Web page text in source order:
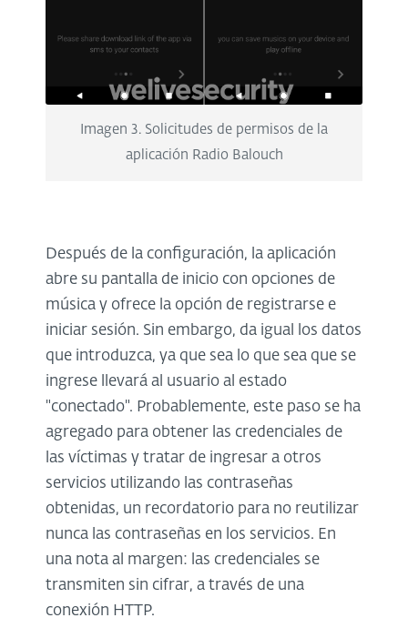
Imagen 3. Solicitudes de permisos de la
aplicación Radio Balouch
Después de la configuración, la aplicación
abre su pantalla de inicio con opciones de
música y ofrece la opción de registrarse e
iniciar sesión. Sin embargo, da igual los datos
que introduzca, ya que sea lo que sea que se
ingrese llevará al usuario al estado
"conectado". Probablemente, este paso se ha
agregado para obtener las credenciales de
las víctimas y tratar de ingresar a otros
servicios utilizando las contraseñas
obtenidas, un recordatorio para no reutilizar
nunca las contraseñas en los servicios. En
una nota al margen: las credenciales se
transmiten sin cifrar, a través de una
conexión HTTP.